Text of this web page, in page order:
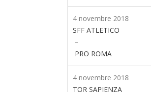
4 novembre 2018
SFF ATLETICO
–
PRO ROMA
4 novembre 2018
TOR SAPIENZA